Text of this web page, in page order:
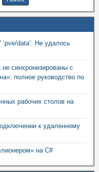
data’: Не удалось
синхронизированы с
полное руководство по
рабочих столов на
к удаленному
на C#